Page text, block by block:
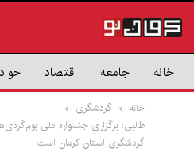
خانه جامعه اقتصاد
خانه
گردشگری
طالبی: برگزاری جشنواره ملی
گردشگری استان کرمان است